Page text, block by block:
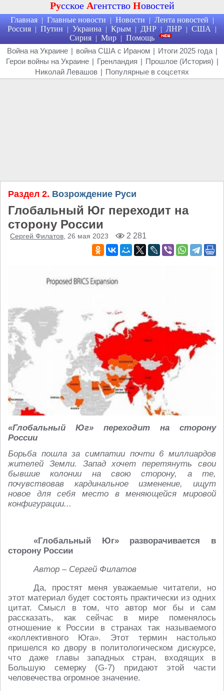
Русское Агентство Новостей
Главная | Главные новости | Новости | Лента новостей |
Россия | Путин | Украина | Крым | ДНР | ЛНР | США |
Сирия | Мир | Помощь
Война на Украине | война США с Ираном | Итоги 2025 года |
Герои войны на Украине | Гренландия | Прошлое (История) |
Николай Левашов | Популярные в соцсетях
Раздел 2. Возрождение Руси
Глобальный Юг переходит на
сторону России
Сергей Филатов , 26 мая 2023 2 281
«Глобальный Юг» переходит на сторону
России
Борьба пошла за симпатии почти 6 миллиардов
жителей Земли. Запад хочет перетянуть свои
бывшие колонии на свою сторону, а те,
почувствовав кардинальное изменение, ищут
новое для себя место в меняющейся мировой
конфигурации...
«Глобальный Юг» разворачивается в
сторону России
Автор – Сергей Филатов
Да, простят меня уважаемые читатели, но
этот материал будет состоять практически из одних
цитат. Смысл в том, что автор мог бы и сам
рассказать, как сейчас в мире поменялось
отношение к России в странах так называемого
«коллективного Юга». Этот термин настолько
пришелся ко двору в политологическом дискурсе,
что даже главы западных стран, входящих в
Большую семерку (G-7) придают этой части
человечества огромное значение.